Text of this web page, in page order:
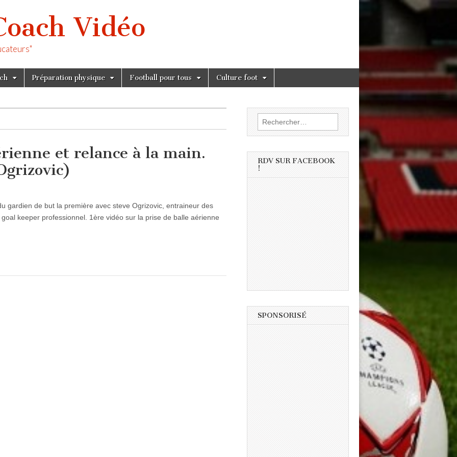
Vidéo
Préparation physique Football pour tous Culture foot
et relance à la main.
gardien de but la première avec steve Ogrizovic, entraineur des
keeper professionnel. 1ère vidéo sur la prise de balle aérienne
Rechercher :
RDV SUR FACEBOOK
!
SPONSORISÉ